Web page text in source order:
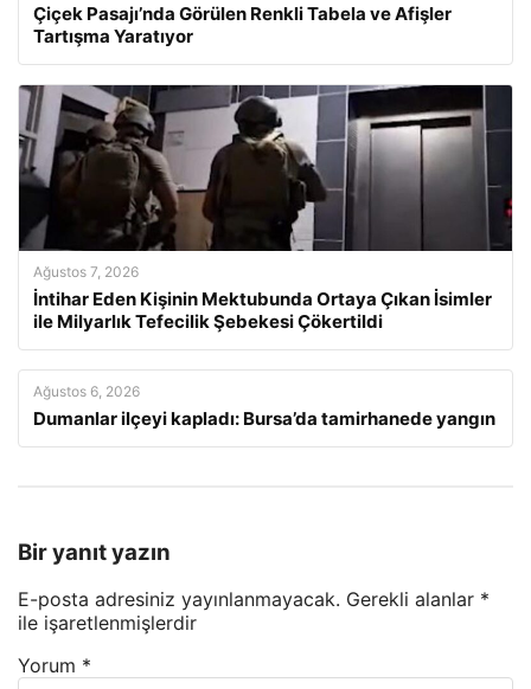
Çiçek Pasajı’nda Görülen Renkli Tabela ve Afişler
Tartışma Yaratıyor
Ağustos 7, 2026
İntihar Eden Kişinin Mektubunda Ortaya Çıkan İsimler
ile Milyarlık Tefecilik Şebekesi Çökertildi
Ağustos 6, 2026
Dumanlar ilçeyi kapladı: Bursa’da tamirhanede yangın
Bir yanıt yazın
E-posta adresiniz yayınlanmayacak. Gerekli alanlar *
ile işaretlenmişlerdir
Yorum *